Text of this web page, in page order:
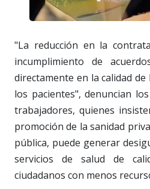
"La reducción en la
incumplimiento de
directamente en la calidad
los pacientes", denuncian
trabajadores, quienes
promoción de la sanidad
pública, puede generar
servicios de salud de
ciudadanos con menos